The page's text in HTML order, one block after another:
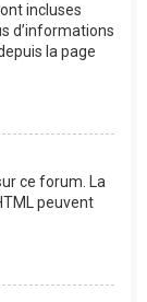
incluses
d’informations
la page
ce forum. La
peuvent